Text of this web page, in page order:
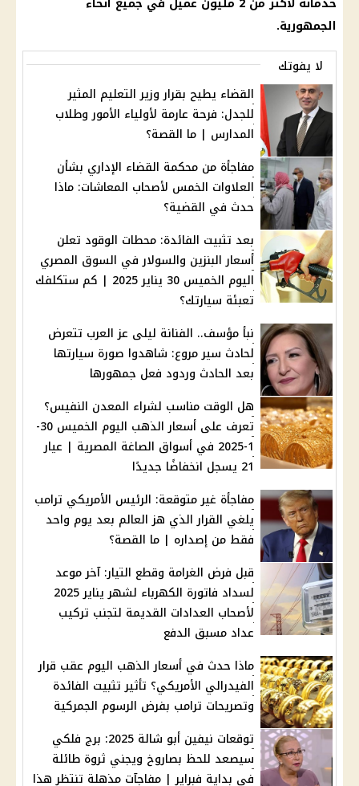
الجمهورية.
لا يفوتك
القضاء يطيح بقرار وزير التعليم المثير
للجدل: فرحة عارمة لأولياء الأمور وطلاب
المدارس | ما القصة؟
مفاجأة من محكمة القضاء الإداري بشأن
العلاوات الخمس لأصحاب المعاشات: ماذا
حدث في القضية؟
بعد تثبيت الفائدة: محطات الوقود تعلن
أسعار البنزين والسولار في السوق المصري
اليوم الخميس 30 يناير 2025 | كم ستكلفك
تعبئة سيارتك؟
نبأ مؤسف.. الفنانة ليلى عز العرب تتعرض
لحادث سير مروع: شاهدوا صورة سيارتها
بعد الحادث وردود فعل جمهورها
هل الوقت مناسب لشراء المعدن النفيس؟
تعرف على أسعار الذهب اليوم الخميس 30-
1-2025 في أسواق الصاغة المصرية | عيار
21 يسجل انخفاضًا جديدًا
مفاجأة غير متوقعة: الرئيس الأمريكي ترامب
يلغي القرار الذي هز العالم بعد يوم واحد
فقط من إصداره | ما القصة؟
قبل فرض الغرامة وقطع التيار: آخر موعد
لسداد فاتورة الكهرباء لشهر يناير 2025
لأصحاب العدادات القديمة لتجنب تركيب
عداد مسبق الدفع
ماذا حدث في أسعار الذهب اليوم عقب قرار
الفيدرالي الأمريكي؟ تأثير تثبيت الفائدة
وتصريحات ترامب بفرض الرسوم الجمركية
توقعات نيفين أبو شالة 2025: برج فلكي
سيصعد للحظ بصاروخ ويجني ثروة طائلة
في بداية فبراير | مفاجآت مذهلة تنتظر هذا